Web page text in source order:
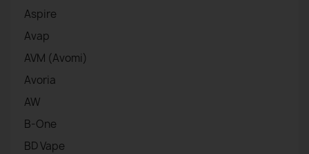
Aspire
Avap
AVM (Avomi)
Avoria
AW
B-One
BD Vape